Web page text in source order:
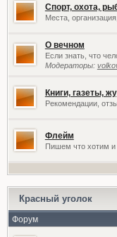
Спорт, охота,
Места,
О вечном
Если знать, что
Модераторы:
Книги, газеты,
Рекомендации,
Флейм
Пишем что хотим и
Красный уголок
Форум